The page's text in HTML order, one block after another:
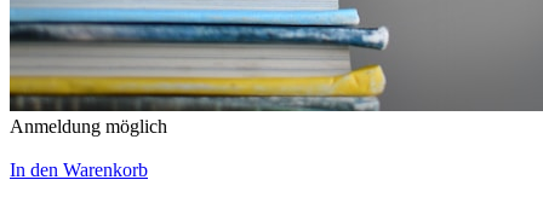
Anmeldung möglich
In den Warenkorb